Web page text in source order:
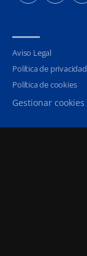
Aviso Legal
Política de privacidad
Política de cookies
Gestionar cookies